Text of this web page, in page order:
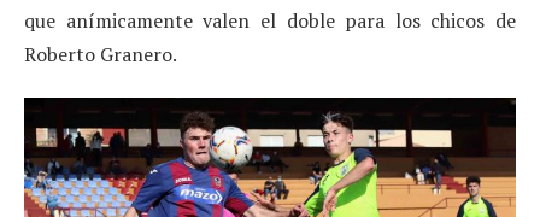
que anímicamente valen el doble para los chicos de
Roberto Granero.